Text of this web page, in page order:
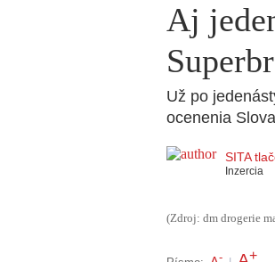
Aj
Už po
ocenenia
SITA
Inzercia
(Zdroj: dm drogerie
- +